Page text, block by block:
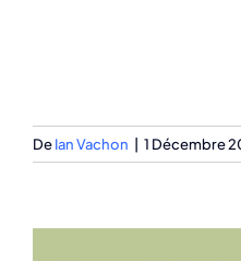
DeIan Vachon 1 Décembre